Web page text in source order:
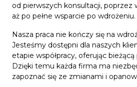
od pierwszych konsultacji, poprzez
aż po pełne wsparcie po wdrożeniu.
Nasza praca nie kończy się na
Jesteśmy dostępni dla naszych
etapie współpracy, oferując
Dzięki temu każda firma ma
zapoznać się ze zmianami i